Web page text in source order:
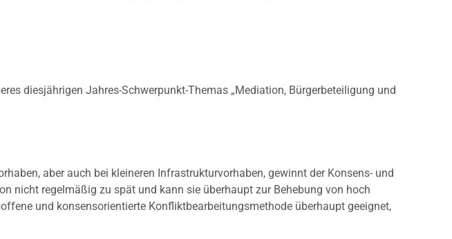
diesjähri­gen Jahres-Schwer­punkt-Themas „Mediation, Bürgerbeteiligung und
aber auch bei kleineren Infrastrukturvorhaben, gewinnt der Konsens- und
nicht regel­mäßig zu spät und kann sie überhaupt zur Behebung von hoch
und konsensorientierte Konfliktbearbeitungsmethode überhaupt geeignet,